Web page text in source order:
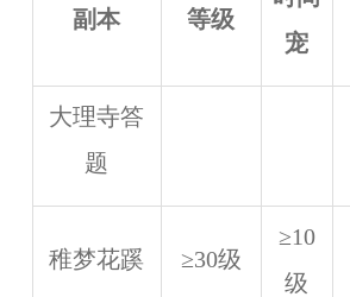
副本 等级
宠
大理寺答
题
稚梦花蹊 ≥30级
≥10
级